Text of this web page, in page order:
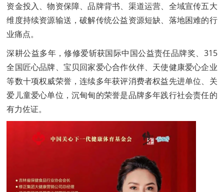
资金投入、物资保障、品牌背书、渠道运营、全域宣传五大
维度持续资源输送，破解传统公益资源短缺、落地困难的行
业痛点。
深耕公益多年，修修爱斩获国际中国公益责任品牌奖、315
全国匠心品牌、宝贝回家爱心合作伙伴、天使健康爱心企业
等数十项权威荣誉，连续多年获评消费者权益先进单位、关
爱儿童爱心单位，沉甸甸的荣誉是品牌多年践行社会责任的
有力佐证。